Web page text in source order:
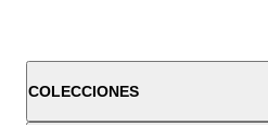
COLECCIONES